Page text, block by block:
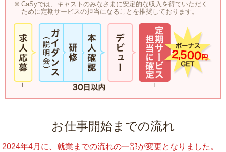
CaSyでは、キャストのみなさまに安定的な収入を得ていただく
ために定期サービスの担当になることを推奨しております。
お仕事開始までの流れ
2024年4月に、就業までの流れの一部が変更となりました。